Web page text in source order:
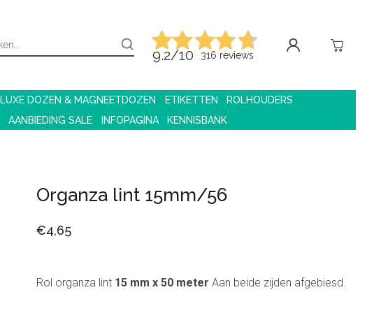
9.2/10 316 reviews
LUXE DOZEN & MAGNEETDOZEN ETIKETTEN
ROLHOUDERS
AANBIEDING SALE INFOPAGINA KENNISBANK
Organza lint 15mm/56
€4,65
Rol organza lint 15 mm x 50 meter Aan beide zijden afgebiesd.